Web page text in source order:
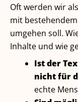
Oft werden wir
mit
umgehen soll.
Inhalte und wie
Ist der
nicht für
echte